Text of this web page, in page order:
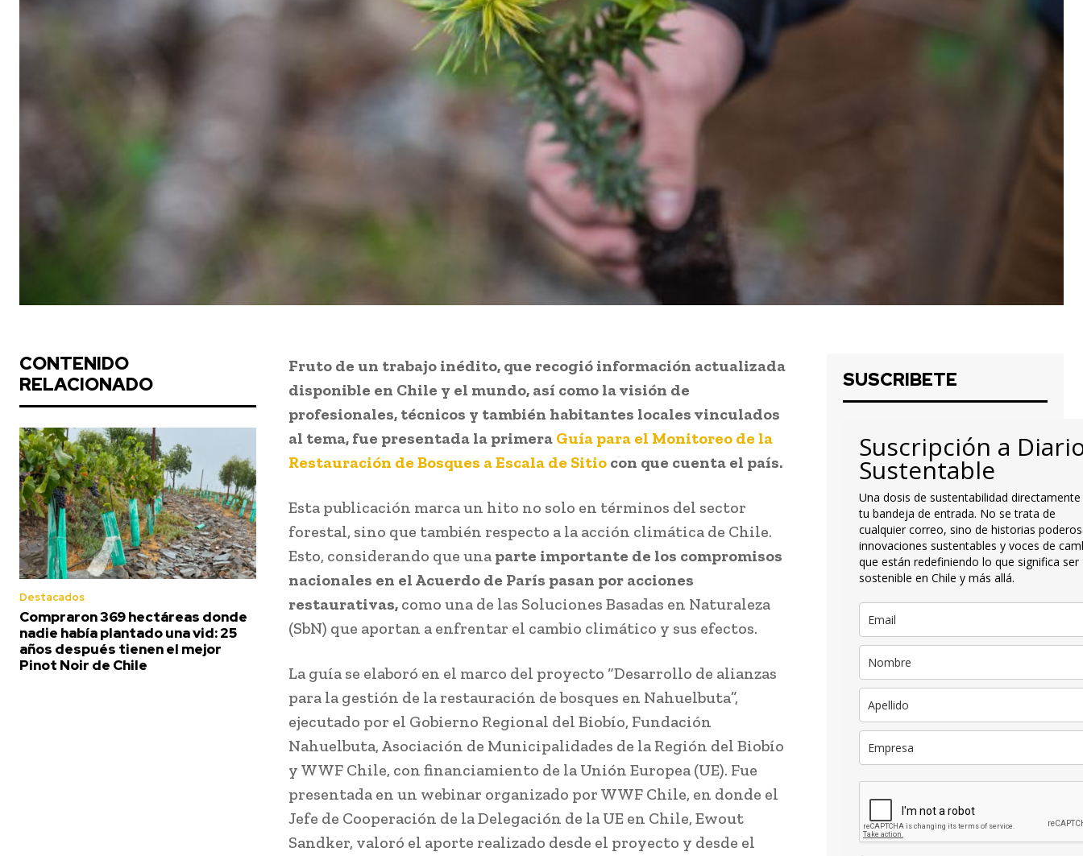
CONTENIDO
RELACIONADO
Destacados
Compraron 369 hectáreas donde
nadie había plantado una vid: 25
años después tienen el mejor
Pinot Noir de Chile
Fruto de un trabajo inédito, que recogió información actualizada
disponible en Chile y el mundo, así como la visión de
profesionales, técnicos y también habitantes locales vinculados
al tema, fue presentada la primera Guía para el Monitoreo de la
Restauración de Bosques a Escala de Sitio con que cuenta el país.
Esta publicación marca un hito no solo en términos del sector
forestal, sino que también respecto a la acción climática de Chile.
Esto, considerando que una parte importante de los compromisos
nacionales en el Acuerdo de París pasan por acciones
restaurativas, como una de las Soluciones Basadas en Naturaleza
(SbN) que aportan a enfrentar el cambio climático y sus efectos.
La guía se elaboró en el marco del proyecto “Desarrollo de alianzas
para la gestión de la restauración de bosques en Nahuelbuta”,
ejecutado por el Gobierno Regional del Biobío, Fundación
Nahuelbuta, Asociación de Municipalidades de la Región del Biobío
y WWF Chile, con financiamiento de la Unión Europea (UE). Fue
presentada en un webinar organizado por WWF Chile, en donde el
Jefe de Cooperación de la Delegación de la UE en Chile, Ewout
Sandker, valoró el aporte realizado desde el proyecto y desde el
SUSCRIBETE
Suscripción a
Sustentable
Una dosis de sustentabilidad
tu bandeja de entrada. No se trata de
cualquier correo, sino de historias
innovaciones sustentables y voces de
que están redefiniendo lo que significa ser
sostenible en Chile y más allá.